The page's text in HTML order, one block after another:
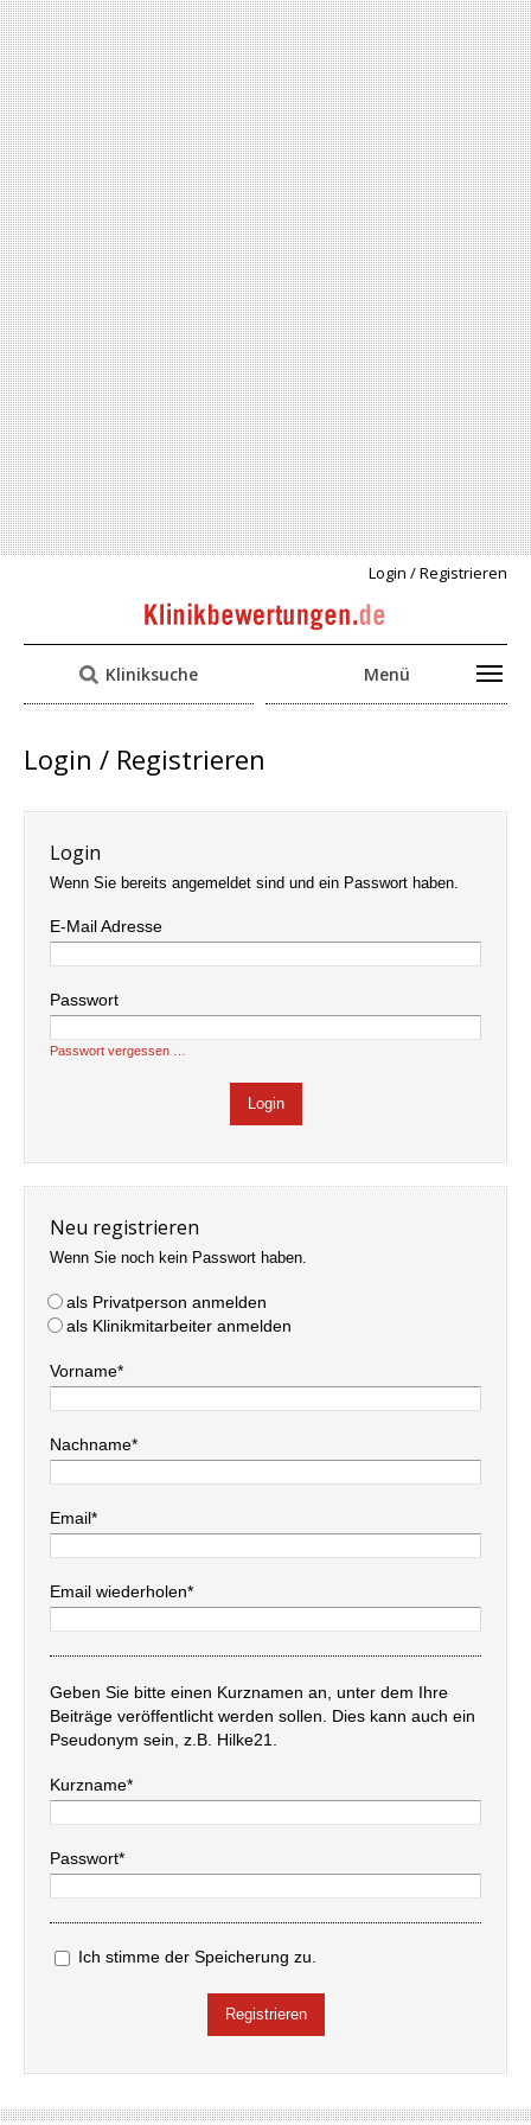
Login / Registrieren
Kliniksuche Menü
Login / Registrieren
Login
Wenn Sie bereits angemeldet sind und ein Passwort haben.
E-Mail Adresse
Passwort
Passwort vergessen …
Neu registrieren
Wenn Sie noch kein Passwort haben.
als Privatperson anmelden
als Klinikmitarbeiter anmelden
Vorname*
Nachname*
Email*
Email wiederholen*
Geben Sie bitte einen Kurznamen an, unter dem Ihre
Beiträge veröffentlicht werden sollen. Dies kann auch ein
Pseudonym sein, z.B. Hilke21.
Kurzname*
Passwort*
Ich stimme der Speicherung zu.